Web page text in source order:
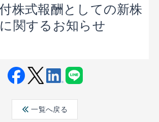
株式報酬としての新株
関するお知らせ
ebo ter
edin
一覧へ戻る